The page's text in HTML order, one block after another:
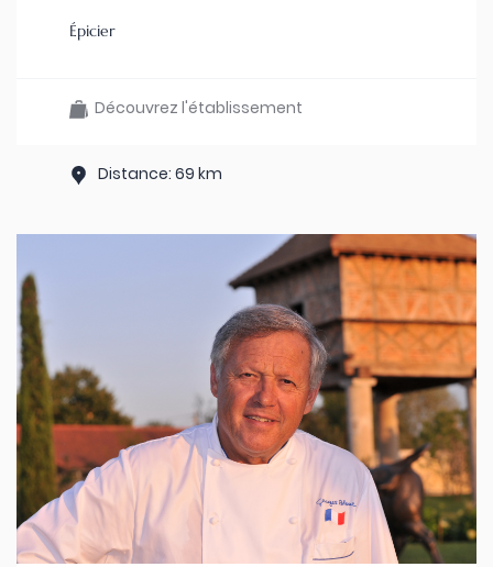
Épicier
Découvrez l'établissement
Distance: 69 km